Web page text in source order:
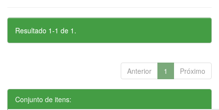
Resultado 1-1 de 1.
Anterior 1 Próximo
Conjunto de itens: